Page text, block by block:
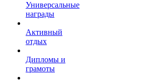
Универсальные
награды
Активный
отдых
Дипломы и
грамоты